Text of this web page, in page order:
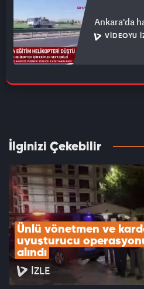
Ankara'da
VIDEOYU
İlginizi Çekebilir
Ünlü yönetmen ve
uyuşturucu
alındı
İZLE